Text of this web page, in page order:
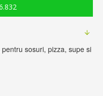
sosuri, pizza, supe si